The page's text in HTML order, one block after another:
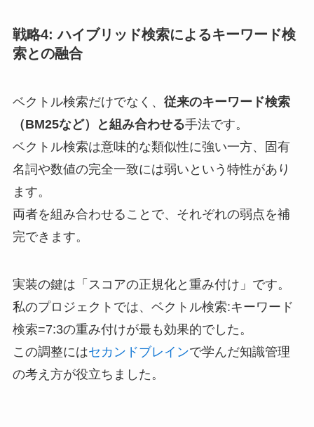
戦略4: ハイブリッド検索によるキーワード検
索との融合
ベクトル検索だけでなく、 従来のキーワード検索
（BM25など）と組み合わせる手法です。
ベクトル検索は意味的な類似性に強い一方、固有
名詞や数値の完全一致には弱いという特性があり
ます。
両者を組み合わせることで、それぞれの弱点を補
完できます。
実装の鍵は「スコアの正規化と重み付け」です。
私のプロジェクトでは、ベクトル検索:キーワード
検索=7:3の重み付けが最も効果的でした。
この調整にはセカンドブレインで学んだ知識管理
の考え方が役立ちました。